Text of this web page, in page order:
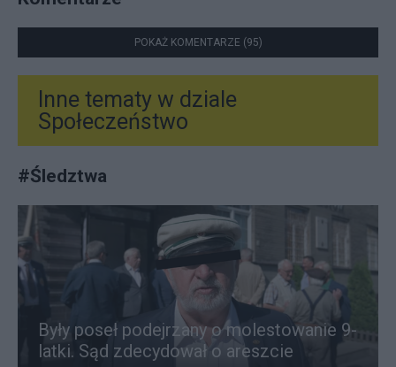
POKAŻ KOMENTARZE (95)
Inne tematy w dziale
Społeczeństwo
#Śledztwa
Były poseł podejrzany o molestowanie 9-
latki. Sąd zdecydował o areszcie